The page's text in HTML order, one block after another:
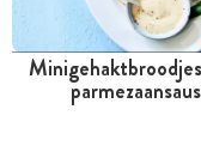
Meer dan 1 uur
parmezaansaus